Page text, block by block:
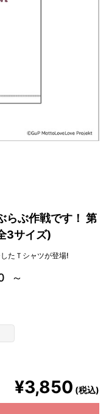
らぶ作戦です！ 第
3サイズ)
たＴシャツが登場!
¥3,850 (税込)